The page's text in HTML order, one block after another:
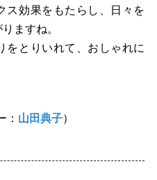
ス効果をもたらし、日々を
ますね。
をとりいれて、おしゃれに
： 山田典子）